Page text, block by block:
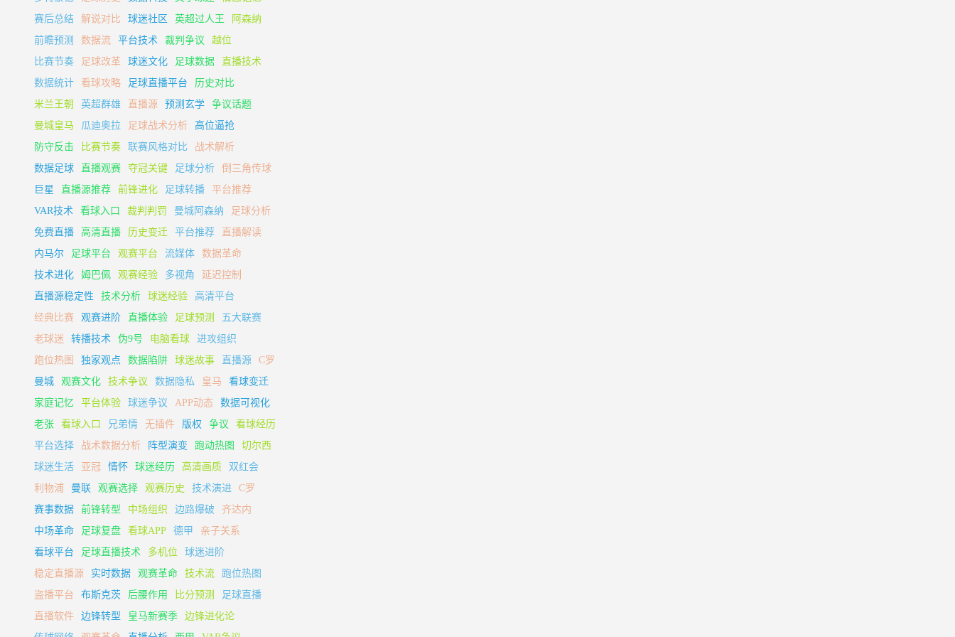
赛后总结
解说对比 球迷社区 英超过人王
阿森纳
前瞻预测
数据流 平台技术 裁判争议
越位
比赛节奏
足球改革 球迷文化 足球数据
直播技术
数据统计
看球攻略 足球直播平台
历史对比
米兰王朝
英超群雄 直播源 预测玄学
争议话题
曼城皇马
瓜迪奥拉 足球战术分析
高位逼抢
防守反击
比赛节奏 联赛风格对比
战术解析
数据足球
直播观赛 夺冠关键 足球分析
倒三角传球
巨星
直播源推荐 前锋进化 足球转播
平台推荐
VAR技术
看球入口 裁判判罚 曼城阿森纳
足球分析
免费直播
高清直播 历史变迁 平台推荐
直播解读
内马尔
足球平台 观赛平台 流媒体
数据革命
技术进化
姆巴佩 观赛经验 多视角
延迟控制
直播源稳定性
技术分析 球迷经验
高清平台
经典比赛
观赛进阶 直播体验 足球预测
五大联赛
老球迷
转播技术 伪9号 电脑看球
进攻组织
跑位热图
独家观点 数据陷阱 球迷故事 直播源
C罗
曼城
观赛文化 技术争议 数据隐私 皇马
看球变迁
家庭记忆
平台体验 球迷争议 APP动态
数据可视化
老张
看球入口 兄弟情 无插件 版权 争议
看球经历
平台选择
战术数据分析 阵型演变 跑动热图
切尔西
球迷生活
亚冠 情怀 球迷经历 高清画质
双红会
利物浦
曼联 观赛选择 观赛历史 技术演进
C罗
赛事数据
前锋转型 中场组织 边路爆破
齐达内
中场革命
足球复盘 看球APP 德甲
亲子关系
看球平台
足球直播技术 多机位
球迷进阶
稳定直播源
实时数据 观赛革命 技术流
跑位热图
盗播平台
布斯克茨 后腰作用 比分预测
足球直播
直播软件
边锋转型 皇马新赛季
边锋进化论